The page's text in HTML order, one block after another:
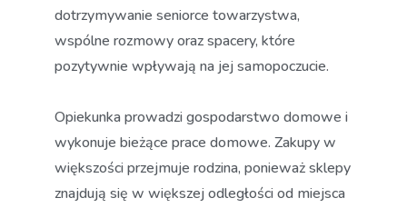
dotrzymywanie seniorce towarzystwa,
wspólne rozmowy oraz spacery, które
pozytywnie wpływają na jej samopoczucie.
Opiekunka prowadzi gospodarstwo domowe i
wykonuje bieżące prace domowe. Zakupy w
większości przejmuje rodzina, ponieważ sklepy
znajdują się w większej odległości od miejsca